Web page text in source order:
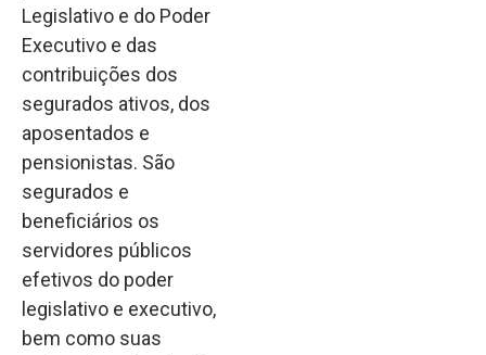
Legislativo e do Poder
Executivo e das
contribuições dos
segurados ativos, dos
aposentados e
pensionistas. São
segurados e
beneficiários os
servidores públicos
efetivos do poder
legislativo e executivo,
bem como suas